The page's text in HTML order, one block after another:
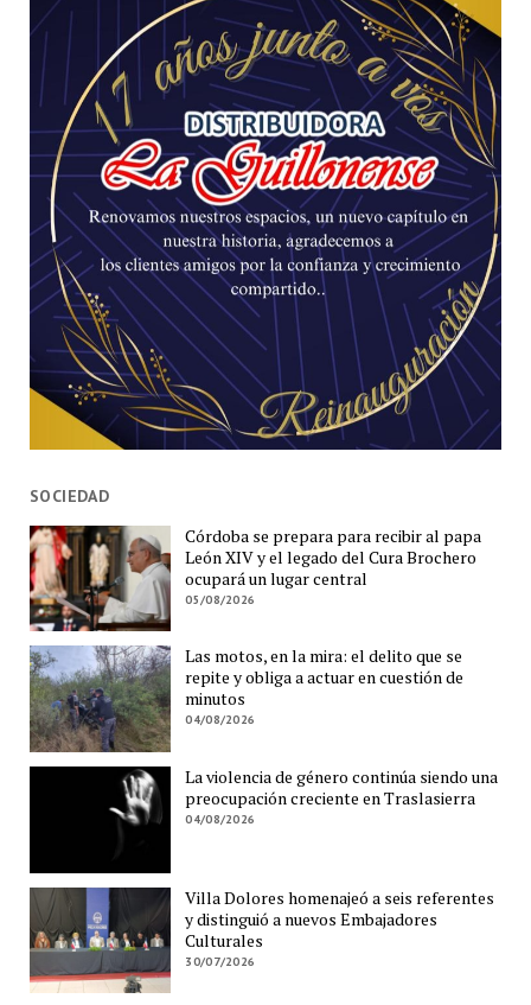
SOCIEDAD
Córdoba se prepara para recibir al papa
León XIV y el legado del Cura Brochero
ocupará un lugar central
05/08/2026
Las motos, en la mira: el delito que se
repite y obliga a actuar en cuestión de
minutos
04/08/2026
La violencia de género continúa siendo una
preocupación creciente en Traslasierra
04/08/2026
Villa Dolores homenajeó a seis referentes
y distinguió a nuevos Embajadores
Culturales
30/07/2026